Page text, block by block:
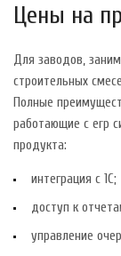
Цены на
Для заводов,
строительных
Полные
работающие с erp
продукта:
интеграция с 1C;
доступ к
управление